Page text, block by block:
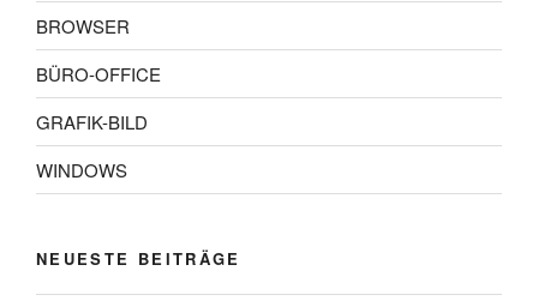
BROWSER
BÜRO-OFFICE
GRAFIK-BILD
WINDOWS
NEUESTE BEITRÄGE